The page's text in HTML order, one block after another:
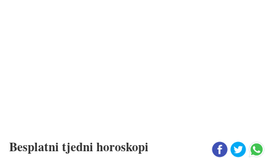
Besplatni tjedni horoskopi